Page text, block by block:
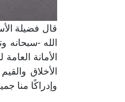
قال فضيلة
الله -سبحانه
الأمانة
الأخلاق
وإدراكًا منا